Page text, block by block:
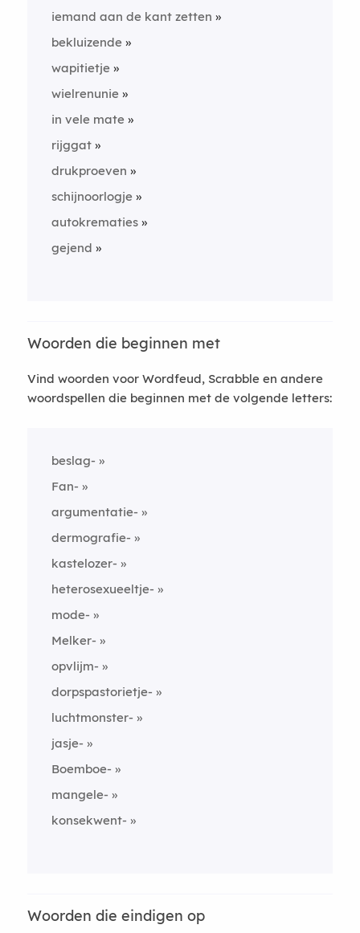
iemand aan de kant zetten
bekluizende
wapitietje
wielrenunie
in vele mate
rijggat
drukproeven
schijnoorlogje
autokrematies
gejend
Woorden die beginnen met
Vind woorden voor Wordfeud, Scrabble en andere
woordspellen die beginnen met de volgende letters:
beslag-
Fan-
argumentatie-
dermografie-
kastelozer-
heterosexueeltje-
mode-
Melker-
opvlijm-
dorpspastorietje-
luchtmonster-
jasje-
Boemboe-
mangele-
konsekwent-
Woorden die eindigen op